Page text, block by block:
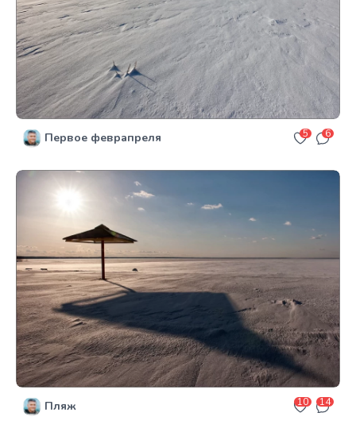
Первое феврапреля 5 6
Пляж 10 14